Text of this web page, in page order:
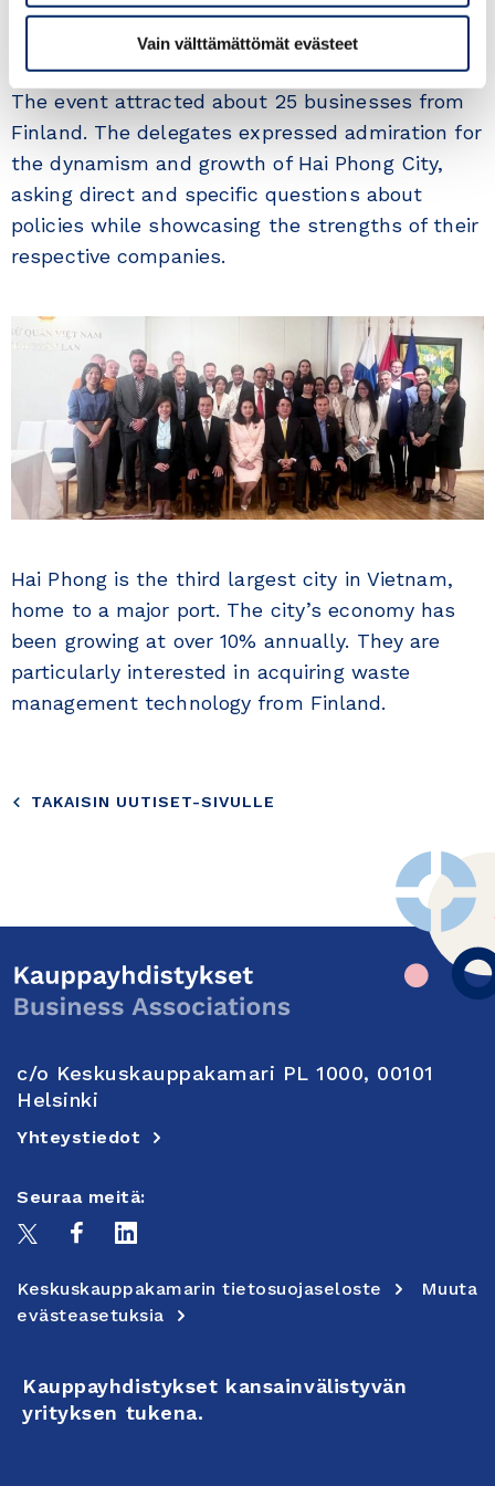
Vain välttämättömät evästeet
Customs, and the Saigon New Port Company
also participated in the event.
The event attracted about 25 businesses from
Finland. The delegates expressed admiration for
the dynamism and growth of Hai Phong City,
asking direct and specific questions about
policies while showcasing the strengths of their
respective companies.
Hai Phong is the third largest city in Vietnam,
home to a major port. The city’s economy has
been growing at over 10% annually. They are
particularly interested in acquiring waste
management technology from Finland.
TAKAISIN UUTISET-SIVULLE
c/o Keskuskauppakamari PL 1000, 00101
Helsinki
Yhteystiedot
Seuraa meitä:
Keskuskauppakamarin tietosuojaseloste
Muuta
evästeasetuksia
Kauppayhdistykset kansainvälistyvän
yrityksen tukena.